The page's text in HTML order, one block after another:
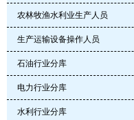
农林牧渔水利业生产人员
生产运输设备操作人员
石油行业分库
电力行业分库
水利行业分库